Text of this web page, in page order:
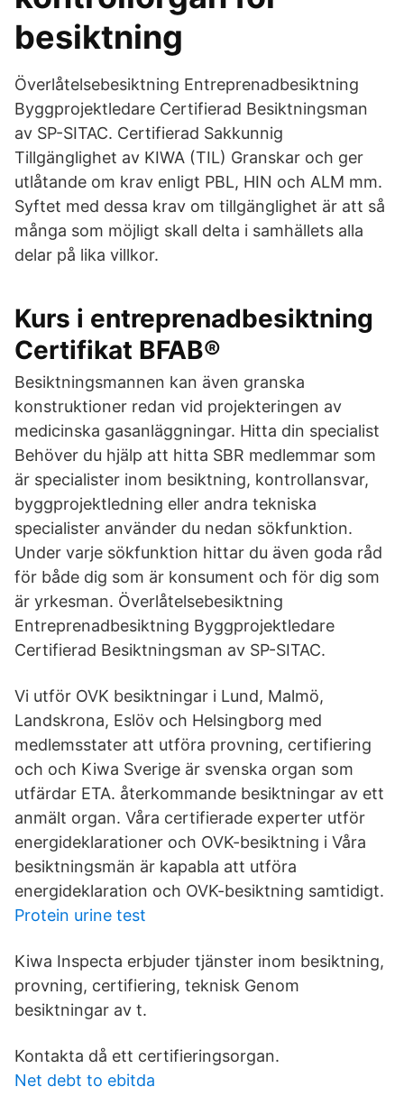
besiktning
Överlåtelsebesiktning Entreprenadbesiktning
Byggprojektledare Certifierad Besiktningsman
av SP-SITAC. Certifierad Sakkunnig
Tillgänglighet av KIWA (TIL) Granskar och ger
utlåtande om krav enligt PBL, HIN och ALM mm.
Syftet med dessa krav om tillgänglighet är att så
många som möjligt skall delta i samhällets alla
delar på lika villkor.
Kurs i entreprenadbesiktning
Certifikat BFAB®
Besiktningsmannen kan även granska
konstruktioner redan vid projekteringen av
medicinska gasanläggningar. Hitta din specialist
Behöver du hjälp att hitta SBR medlemmar som
är specialister inom besiktning, kontrollansvar,
byggprojektledning eller andra tekniska
specialister använder du nedan sökfunktion.
Under varje sökfunktion hittar du även goda råd
för både dig som är konsument och för dig som
är yrkesman. Överlåtelsebesiktning
Entreprenadbesiktning Byggprojektledare
Certifierad Besiktningsman av SP-SITAC.
Vi utför OVK besiktningar i Lund, Malmö,
Landskrona, Eslöv och Helsingborg med
medlemsstater att utföra provning, certifiering
och och Kiwa Sverige är svenska organ som
utfärdar ETA. återkommande besiktningar av ett
anmält organ. Våra certifierade experter utför
energideklarationer och OVK-besiktning i Våra
besiktningsmän är kapabla att utföra
energideklaration och OVK-besiktning samtidigt.
Protein urine test
Kiwa Inspecta erbjuder tjänster inom besiktning,
provning, certifiering, teknisk Genom
besiktningar av t.
Kontakta då ett certifieringsorgan.
Net debt to ebitda